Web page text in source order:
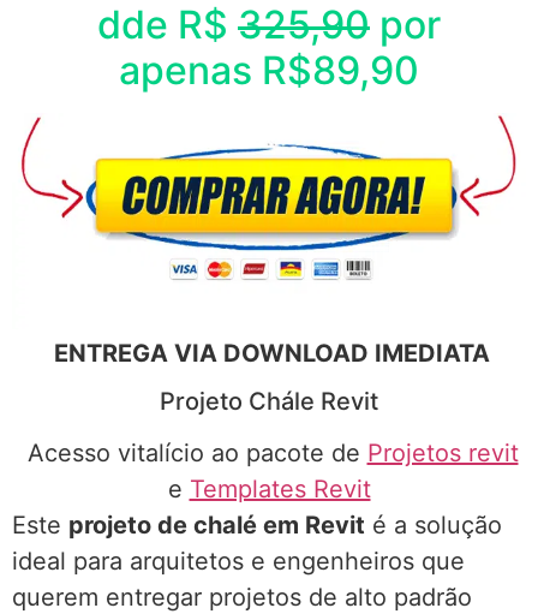
dde R$ 325,90 por
apenas R$89,90
ENTREGA VIA DOWNLOAD IMEDIATA
Projeto Chále Revit
Acesso vitalício ao pacote de Projetos revit
e Templates Revit
Este projeto de chalé em Revit é a solução
ideal para arquitetos e engenheiros que
querem entregar projetos de alto padrão